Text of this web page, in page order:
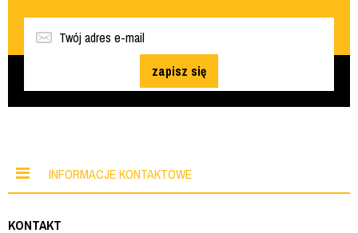
zapisz się
INFORMACJE KONTAKTOWE
KONTAKT